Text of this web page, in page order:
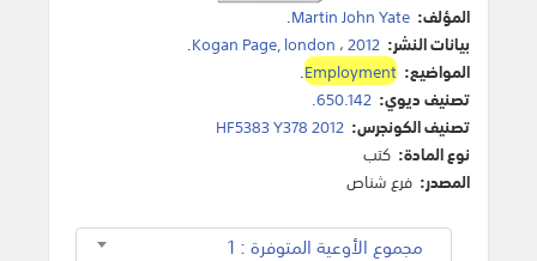
المؤلف: Martin John Yate
.
بيانات النشر:
Kogan Page, london ،2012
.
المواضيع: Employment
.
تصنيف ديوي: 650.142.
تصنيف الكونجرس: HF5383 Y378 2012
نوع المادة: كتب
المصدر: فرع شناص
مجموع الأوعية المتوفرة : 1